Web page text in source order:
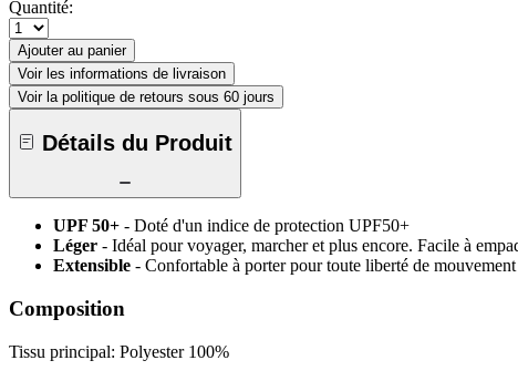
Quantité:
Ajouter au panier
Voir les informations de livraison
Voir la politique de retours sous 60 jours
Détails du Produit
UPF 50+ - Doté d'un indice de protection UPF50+
Léger - Idéal pour voyager, marcher et plus encore. Facile à
Extensible - Confortable à porter pour toute liberté de mouvement
Composition
Tissu principal: Polyester 100%